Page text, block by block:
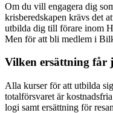
Om du vill engagera dig
krisberedskapen krävs det
utbilda dig till förare inom
Men för att bli medlem i
Vilken ersättning får
Alla kurser för att utbilda
totalförsvaret är
logi samt ersättning för